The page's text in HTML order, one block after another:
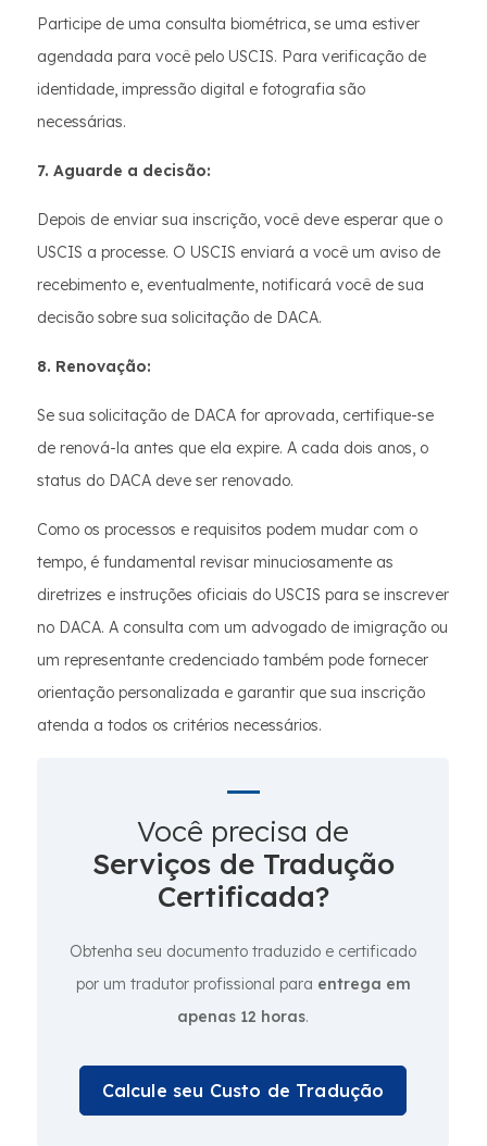
Participe de uma consulta biométrica, se uma estiver
agendada para você pelo USCIS. Para verificação de
identidade, impressão digital e fotografia são
necessárias.
7. Aguarde a decisão:
Depois de enviar sua inscrição, você deve esperar que o
USCIS a processe. O USCIS enviará a você um aviso de
recebimento e, eventualmente, notificará você de sua
decisão sobre sua solicitação de DACA.
8. Renovação:
Se sua solicitação de DACA for aprovada, certifique-se
de renová-la antes que ela expire. A cada dois anos, o
status do DACA deve ser renovado.
Como os processos e requisitos podem mudar com o
tempo, é fundamental revisar minuciosamente as
diretrizes e instruções oficiais do USCIS para se inscrever
no DACA. A consulta com um advogado de imigração ou
um representante credenciado também pode fornecer
orientação personalizada e garantir que sua inscrição
atenda a todos os critérios necessários.
Você precisa de
Serviços de Tradução
Certificada?
Obtenha seu documento traduzido e certificado
por um tradutor profissional para entrega em
apenas 12 horas.
Calcule seu Custo de Tradução